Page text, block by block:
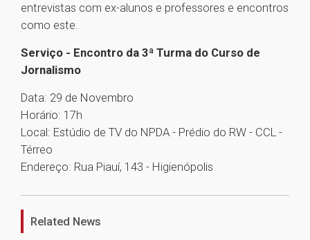
entrevistas com ex-alunos e professores e encontros
como este.
Serviço - Encontro da 3ª Turma do Curso de
Jornalismo
Data: 29 de Novembro
Horário: 17h
Local: Estúdio de TV do NPDA - Prédio do RW - CCL -
Térreo
Endereço: Rua Piauí, 143 - Higienópolis
1
Related News